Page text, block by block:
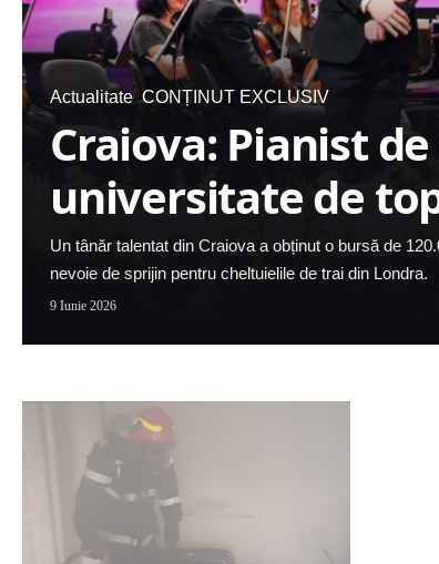
Actualitate CONȚINUT EXCLUSIV
Craiova: Pianist
universitate de
Un tânăr talentat din Craiova a obținut o bursă de
nevoie de sprijin pentru cheltuielile de trai din Londra.
9 Iunie 2026